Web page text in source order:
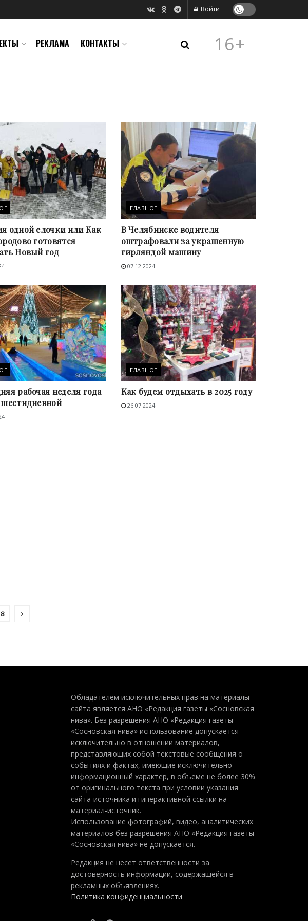
Войти
РЕКЛАМА КОНТАКТЫ 16+
одной елочки или Как
готовятся
Новый год
ГЛАВНОЕ
В Челябинске водителя
оштрафовали за украшенную
гирляндой машину
07.12.2024
рабочая неделя года
шестидневной
ГЛАВНОЕ
Как будем отдыхать в 2025 году
26.07.2024
8
Обладателем исключительных прав на материалы
сайта является АНО «Редакция газеты «Сосновская
нива». Без разрешения АНО «Редакция газеты
«Сосновская нива» использование допускается
исключительно в отношении материалов,
представляющих собой текстовые сообщения о
событиях и фактах, имеющие исключительно
информационный характер, в объеме не более 30%
от оригинального текста при условии указания
сайта-источника и гиперактивной ссылки на
материал-источник.
Использование фотографий, видео, аналитических
материалов без разрешения АНО «Редакция газеты
«Сосновская нива» не допускается.
Редакция не несет ответственности за
достоверность информации, содержащейся в
рекламных объявлениях.
Политика конфиденциальности